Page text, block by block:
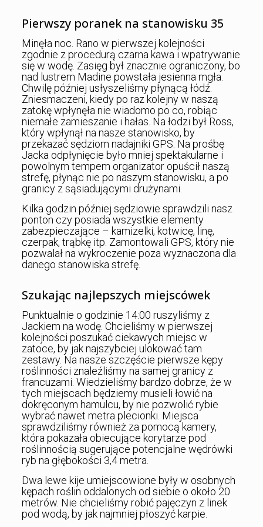
Pierwszy poranek na stanowisku 35
Minęła noc. Rano w pierwszej kolejności
zgodnie z procedurą czarna kawa i wpatrywanie
się w wodę. Zasięg był znacznie ograniczony, bo
nad lustrem Madine powstała jesienna mgła.
Chwilę później usłyszeliśmy płynącą łódź.
Zniesmaczeni, kiedy po raz kolejny w naszą
zatokę wpłynęła nie wiadomo po co, robiąc
niemałe zamieszanie i hałas. Na łodzi był Ross,
który wpłynął na nasze stanowisko, by
przekazać sędziom nadajniki GPS. Na prośbę
Jacka odpłynięcie było mniej spektakularne i
powolnym tempem organizator opuścił naszą
strefę, płynąc nie po naszym stanowisku, a po
granicy z sąsiadującymi drużynami.
Kilka godzin później sędziowie sprawdzili nasz
ponton czy posiada wszystkie elementy
zabezpieczające – kamizelki, kotwicę, linę,
czerpak, trąbkę itp. Zamontowali GPS, który nie
pozwalał na wykroczenie poza wyznaczona dla
danego stanowiska strefę.
Szukając najlepszych miejscówek
Punktualnie o godzinie 14:00 ruszyliśmy z
Jackiem na wodę. Chcieliśmy w pierwszej
kolejności poszukać ciekawych miejsc w
zatoce, by jak najszybciej ulokować tam
zestawy. Na nasze szczęście pierwsze kępy
roślinności znaleźliśmy na samej granicy z
francuzami. Wiedzieliśmy bardzo dobrze, że w
tych miejscach będziemy musieli łowić na
dokręconym hamulcu, by nie pozwolić rybie
wybrać nawet metra plecionki. Miejsca
sprawdziliśmy również za pomocą kamery,
która pokazała obiecujące korytarze pod
roślinnością sugerujące potencjalne wędrówki
ryb na głębokości 3,4 metra.
Dwa lewe kije umiejscowione były w osobnych
kępach roślin oddalonych od siebie o około 20
metrów. Nie chcieliśmy robić pajęczyn z linek
pod wodą, by jak najmniej płoszyć karpie.